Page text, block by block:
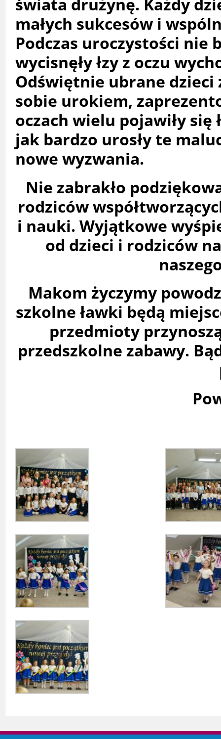
małych sukcesów i
Podczas uroczystości
wycisnęły łzy z oczu
Odświętnie ubrane dzieci
sobie urokiem,
oczach wielu pojawiły się
jak bardzo urosły te
nowe wyzwania.
Nie zabrakło
rodziców
i nauki. Wyjątkowe
od dzieci i rodziców
Makom życzymy
szkolne ławki będą
przedmioty
przedszkolne zabawy.